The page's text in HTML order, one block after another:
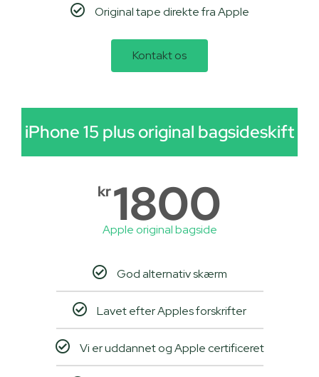
Original tape direkte fra Apple
Kontakt os
iPhone 15 plus original bagsideskift
kr1800
Apple original bagside
God alternativ skærm
Lavet efter Apples forskrifter
Vi er uddannet og Apple certificeret